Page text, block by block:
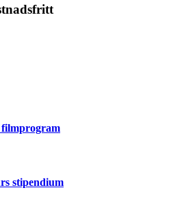
filmprogram
stipendium